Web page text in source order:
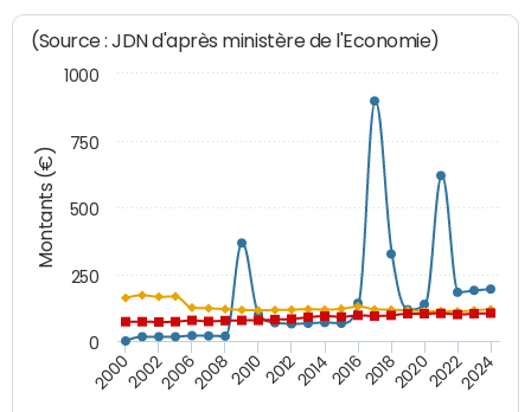
Montants (€)
(Source : JDN d'après ministère de l'Economie)
200020022006200820102012201420162018202020222024
0
250
500
750
1000